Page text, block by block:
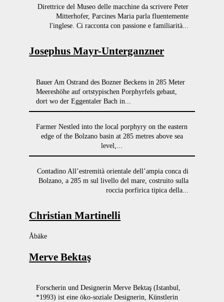
Direttrice del Museo delle macchine da scrivere Peter
Mitterhofer, Parcines Maria parla fluentemente
l'inglese. Ci racconta con passione e familiarità...
Josephus Mayr-Unterganzner
Bauer Am Ostrand des Bozner Beckens in 285 Meter
Meereshöhe auf ortstypischen Porphyrfels gebaut,
dort wo der Eggentaler Bach in...
Farmer Nestled into the local porphyry on the eastern
edge of the Bolzano basin at 285 metres above sea
level,...
Contadino All’estremità orientale dell’ampia conca di
Bolzano, a 285 m sul livello del mare, costruito sulla
roccia porfirica tipica della...
Christian Martinelli
Åbäke
Merve Bektaş
Forscherin und Designerin Merve Bektaş (Istanbul,
*1993) ist eine öko-soziale Designerin, Künstlerin